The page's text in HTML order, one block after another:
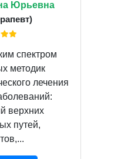
Юрьевна
спектром
методик
лечения
верхних
путей,